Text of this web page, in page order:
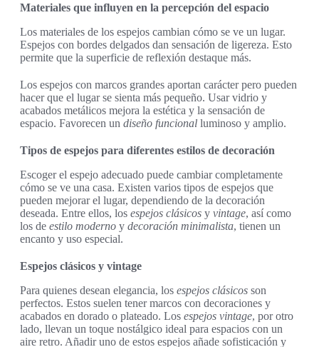
Materiales que influyen en la percepción del espacio
Los materiales de los espejos cambian cómo se ve un lugar.
Espejos con bordes delgados dan sensación de ligereza. Esto
permite que la superficie de reflexión destaque más.
Los espejos con marcos grandes aportan carácter pero pueden
hacer que el lugar se sienta más pequeño. Usar vidrio y
acabados metálicos mejora la estética y la sensación de
espacio. Favorecen un diseño funcional luminoso y amplio.
Tipos de espejos para diferentes estilos de decoración
Escoger el espejo adecuado puede cambiar completamente
cómo se ve una casa. Existen varios tipos de espejos que
pueden mejorar el lugar, dependiendo de la decoración
deseada. Entre ellos, los espejos clásicos y vintage, así como
los de estilo moderno y decoración minimalista, tienen un
encanto y uso especial.
Espejos clásicos y vintage
Para quienes desean elegancia, los espejos clásicos son
perfectos. Estos suelen tener marcos con decoraciones y
acabados en dorado o plateado. Los espejos vintage, por otro
lado, llevan un toque nostálgico ideal para espacios con un
aire retro. Añadir uno de estos espejos añade sofisticación y